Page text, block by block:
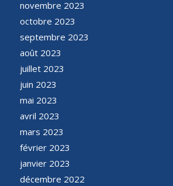
novembre 2023
octobre 2023
septembre 2023
août 2023
juillet 2023
juin 2023
mai 2023
avril 2023
mars 2023
février 2023
janvier 2023
décembre 2022